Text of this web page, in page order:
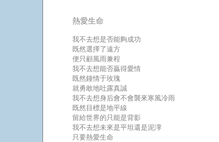
熱愛生命
我不去想是否能夠成功
既然選擇了遠方
便只顧風雨兼程
我不去想能否贏得愛情
既然鐘情于玫瑰
就勇敢地吐露真誠
我不去想身后會不會襲來寒風冷雨
既然目標是地平線
留給世界的只能是背影
我不去想未來是平坦還是泥濘
只要熱愛生命